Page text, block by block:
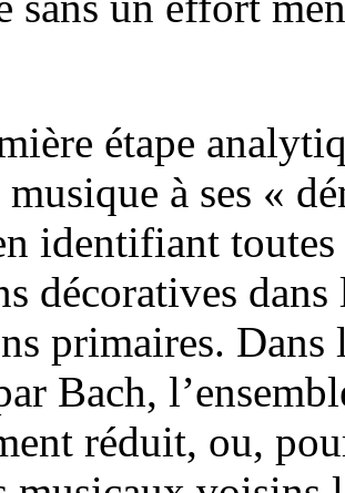
étape
musique à ses «
identifiant
décoratives dans
primaires. Dans
Bach,
réduit, ou,